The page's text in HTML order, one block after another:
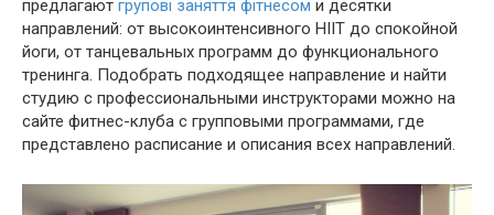
предлагают групові заняття фітнесом и десятки
направлений: от высокоинтенсивного HIIT до спокойной
йоги, от танцевальных программ до функционального
тренинга. Подобрать подходящее направление и найти
студию с профессиональными инструкторами можно на
сайте фитнес-клуба с групповыми программами, где
представлено расписание и описания всех направлений.